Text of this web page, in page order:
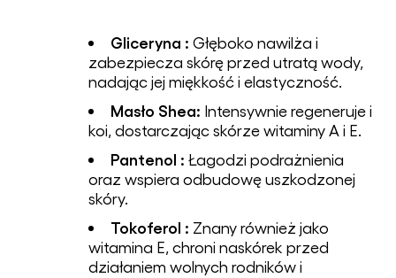
Gliceryna : Głęboko nawilża i
zabezpiecza skórę przed utratą wody,
nadając jej miękkość i elastyczność.
Masło Shea: Intensywnie regeneruje i
koi, dostarczając skórze witaminy A i E.
Pantenol : Łagodzi podrażnienia
oraz wspiera odbudowę uszkodzonej
skóry.
Tokoferol : Znany również jako
witamina E, chroni naskórek przed
działaniem wolnych rodników i